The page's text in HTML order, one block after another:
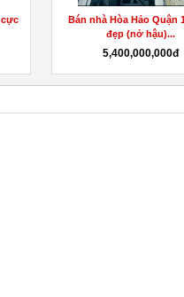
cực
Bán nhà Hòa Hảo Quận
đẹp (nở hậu)...
5,400,000,000đ